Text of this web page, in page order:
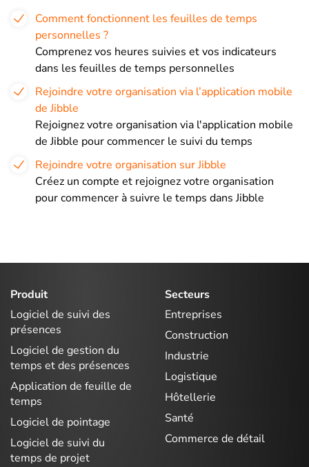
Comment fonctionnent les feuilles de temps
personnelles ?
Comprenez vos heures suivies et vos indicateurs
dans les feuilles de temps personnelles
Rejoindre votre organisation via l’application mobile
de Jibble
Rejoignez votre organisation via l'application mobile
de Jibble pour commencer le suivi du temps
Rejoindre votre organisation sur Jibble
Créez un compte et rejoignez votre organisation
pour commencer à suivre le temps dans Jibble
Produit
Logiciel de suivi des
présences
Logiciel de gestion du
temps et des présences
Application de feuille de
temps
Logiciel de pointage
Logiciel de suivi du
temps de projet
Secteurs
Entreprises
Construction
Industrie
Logistique
Hôtellerie
Santé
Commerce de détail